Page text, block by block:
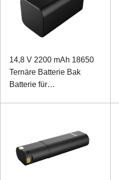
14,8 V 2200 mAh 18650
Ternäre Batterie Bak
Batterie für